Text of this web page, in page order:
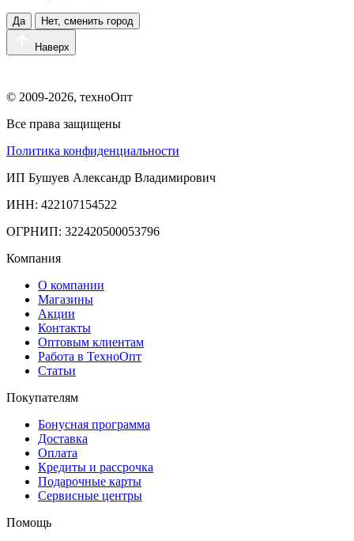
Да Нет, сменить город
Наверх
© 2009-2026, техноОпт
Все права защищены
Политика конфиденциальности
ИП Бушуев Александр Владимирович
ИНН: 422107154522
ОГРНИП: 322420500053796
Компания
О компании
Магазины
Акции
Контакты
Оптовым клиентам
Работа в ТехноОпт
Статьи
Покупателям
Бонусная программа
Доставка
Оплата
Кредиты и рассрочка
Подарочные карты
Сервисные центры
Помощь